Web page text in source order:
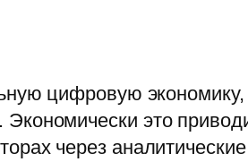
цифровую
это
через